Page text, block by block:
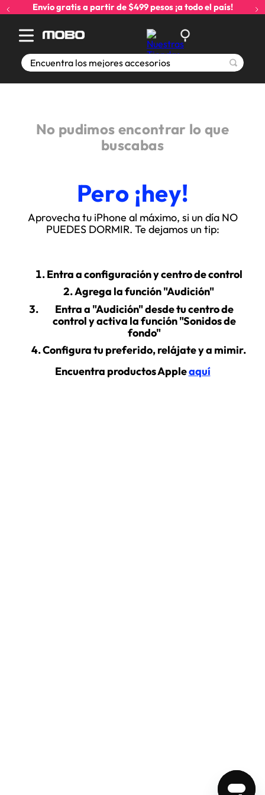
Envío gratis a partir de $499 pesos ¡a todo el país!
Encuentra los mejores accesorios
No pudimos encontrar lo que
buscabas
Pero ¡hey!
Aprovecha tu iPhone al máximo, si un día NO
PUEDES DORMIR. Te dejamos un tip:
Entra a configuración y centro de control
Agrega la función "Audición"
Entra a "Audición" desde tu centro de
control y activa la función "Sonidos de
fondo"
Configura tu preferido, relájate y a mimir.
Encuentra productos Appleaquí